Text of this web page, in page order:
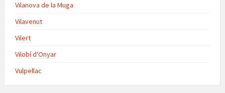
Vilanova de la Muga
Vilavenut
Vilert
Vilobí d'Onyar
Vulpellac